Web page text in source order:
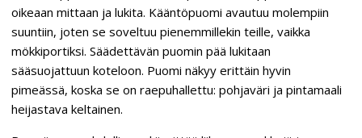
oikeaan mittaan ja lukita. Kääntöpuomi avautuu molempiin
suuntiin, joten se soveltuu pienemmillekin teille, vaikka
mökkiportiksi. Säädettävän puomin pää lukitaan
sääsuojattuun koteloon. Puomi näkyy erittäin hyvin
pimeässä, koska se on raepuhallettu: pohjaväri ja pintamaali
heijastava keltainen.